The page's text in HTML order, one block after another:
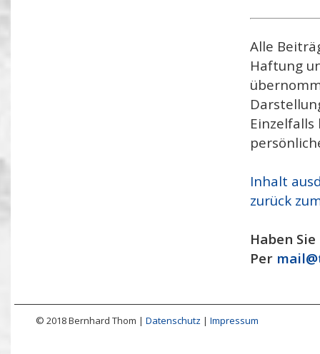
Alle
Haftung
Inhalt
zurück
Haben
Per
© 2018 Bernhard Thom | Datenschutz | Impressum